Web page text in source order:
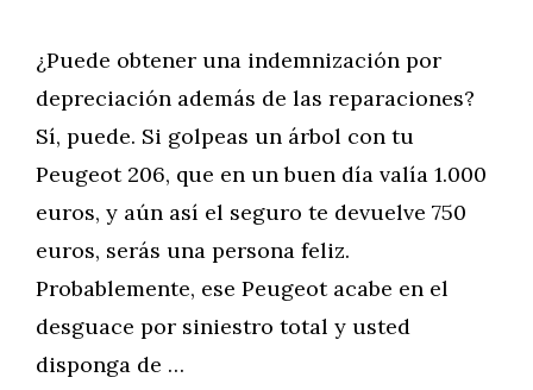
¿Puede obtener una indemnización por
depreciación además de las reparaciones?
Sí, puede. Si golpeas un árbol con tu
Peugeot 206, que en un buen día valía 1.000
euros, y aún así el seguro te devuelve 750
euros, serás una persona feliz.
Probablemente, ese Peugeot acabe en el
desguace por siniestro total y usted
disponga de …